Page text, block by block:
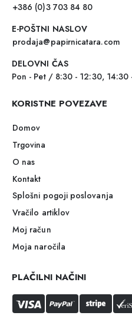
+386 (0)3 703 84 80
E-POŠTNI NASLOV
prodaja@papirnicatara.com
DELOVNI ČAS
Pon - Pet / 8:30 - 12:30, 14:30
KORISTNE POVEZAVE
Domov
Trgovina
O nas
Kontakt
Splošni pogoji poslovanja
Vračilo artiklov
Moj račun
Moja naročila
PLAČILNI NAČINI